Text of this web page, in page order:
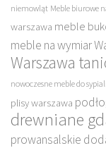
niemowląt Meble biurowe
warszawa meble
meble na wymiar
Warszawa
nowoczesne meble do
plisy warszawa
drewniane
prowansalskie